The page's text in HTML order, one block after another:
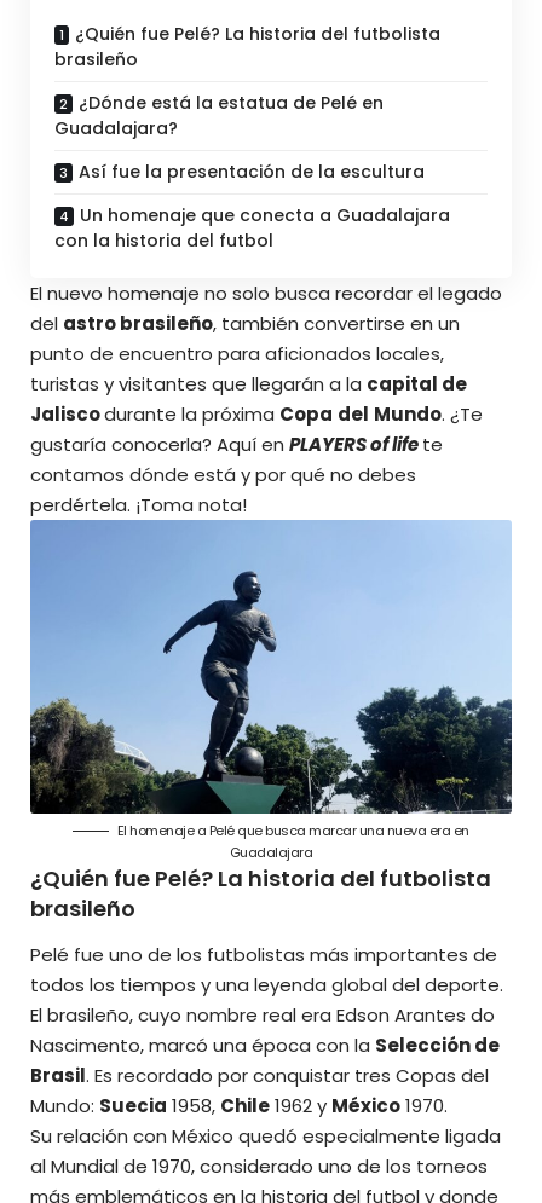
¿Quién fue Pelé? La historia del futbolista
brasileño
¿Dónde está la estatua de Pelé en
Guadalajara?
Así fue la presentación de la escultura
Un homenaje que conecta a Guadalajara
con la historia del futbol
El nuevo homenaje no solo busca recordar el legado
del astro brasileño, también convertirse en un
punto de encuentro para aficionados locales,
turistas y visitantes que llegarán a la capital de
Jaliscodurante la próxima Copa del Mundo. ¿Te
gustaría conocerla? Aquí en PLAYERS of lifete
contamos dónde está y por qué no debes
perdértela. ¡Toma nota!
El homenaje a Pelé que busca marcar una nueva era en
Guadalajara
¿Quién fue Pelé? La historia del futbolista
brasileño
Pelé fue uno de los futbolistas más importantes de
todos los tiempos y una leyenda global del deporte.
El brasileño, cuyo nombre real era Edson Arantes do
Nascimento, marcó una época con la Selección de
Brasil. Es recordado por conquistar tres Copas del
Mundo: Suecia 1958, Chile1962 y México1970.
Su relación con México quedó especialmente ligada
al Mundial de 1970, considerado uno de los torneos
más emblemáticos en la historia del futbol y donde